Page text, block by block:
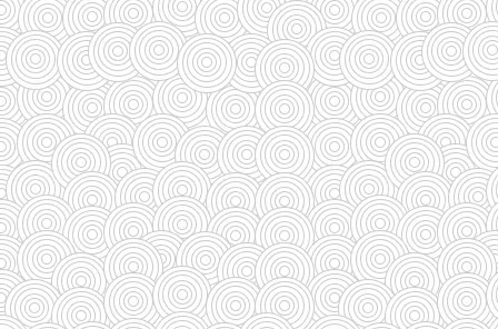
(29)
(27)
(110)
(185)
(29)
(128)
(33)